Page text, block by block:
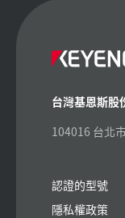
台灣基恩斯股
104016 台北
認證的型號
隱私權政策